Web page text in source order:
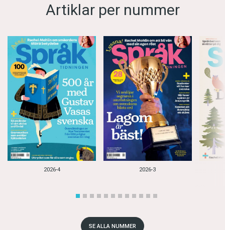
Artiklar per nummer
2026-4 2026-3
SE ALLA NUMMER